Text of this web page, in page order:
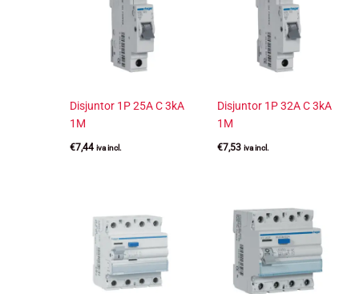
Disjuntor 1P 25A C 3kA
1M
€7,44 iva incl.
Disjuntor 1P 32A C 3kA
1M
€7,53 iva incl.